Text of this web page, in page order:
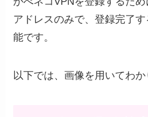
アドレスのみで、登録完了
能です。
以下では、画像を用いてわか